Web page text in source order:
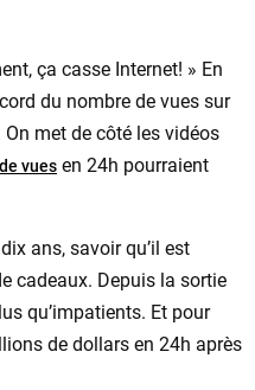
ça casse Internet! » En
du nombre de vues sur
met de côté les vidéos
vuesen 24h pourraient
ans, savoir qu’il est
cadeaux. Depuis la sortie
qu’impatients. Et pour
de dollars en 24h après